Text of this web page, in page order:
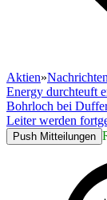
Aktien»Nachrichten
Energy durchteuft
Bohrloch bei
Leiter werden
Push Mitteilungen